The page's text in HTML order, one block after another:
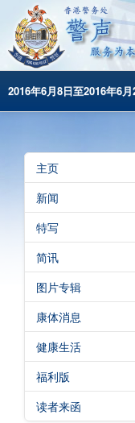
2016年6月8日至2016年6
昔日警声
警务处主页
繁體版
English
主页
新闻
特写
简讯
图片专辑
康体消息
健康生活
福利版
读者来函